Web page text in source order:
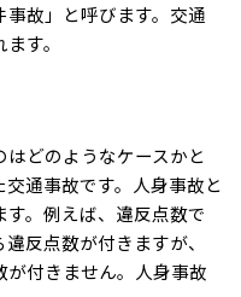
故」と呼びます。交通
す。
どのようなケースかと
通事故です。人身事故と
。例えば、違反点数で
反点数が付きますが、
付きません。人身事故